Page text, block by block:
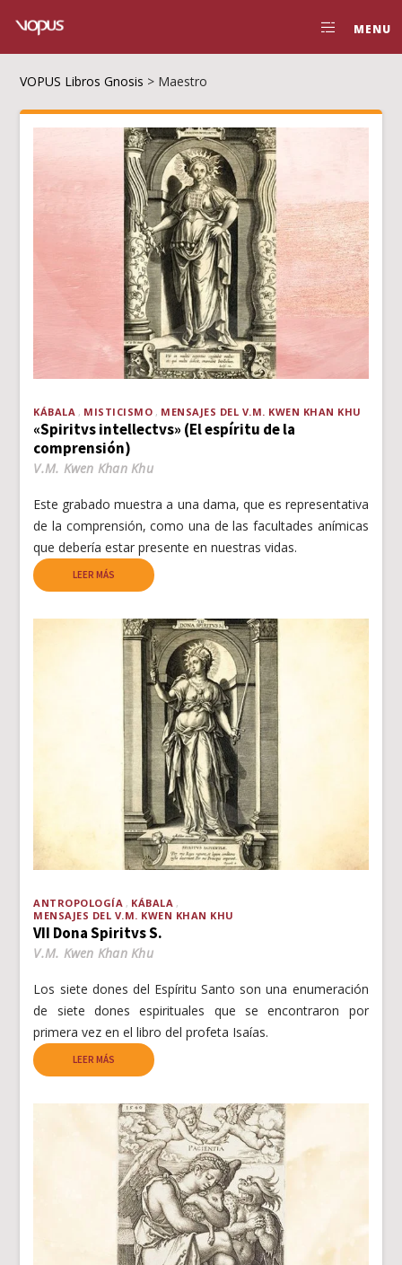
MENU
VOPUS Libros Gnosis > Maestro
KÁBALA MISTICISMO MENSAJES DEL V.M. KWEN KHAN KHU
«Spiritvs intellectvs» (El espíritu de la
comprensión)
V.M. Kwen Khan Khu
Este grabado muestra a una dama, que es representativa
de la comprensión, como una de las facultades anímicas
que debería estar presente en nuestras vidas.
LEER MÁS
ANTROPOLOGÍA
KÁBALA
MENSAJES DEL V.M. KWEN KHAN KHU
VII Dona Spiritvs S.
V.M. Kwen Khan Khu
Los siete dones del Espíritu Santo son una enumeración
de siete dones espirituales que se encontraron por
primera vez en el libro del profeta Isaías.
LEER MÁS